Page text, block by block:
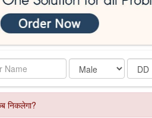
Date
निकलेगा?